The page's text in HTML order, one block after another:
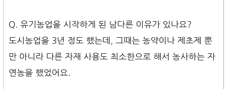
Q. 유기농업을 시작하게 된 남다른 이유가 있나요?
도시농업을 3년 정도 했는데, 그때는 농약이나 제초제 뿐
만 아니라 다른 자재 사용도 최소한으로 해서 농사하는 자
연농을 했었어요.